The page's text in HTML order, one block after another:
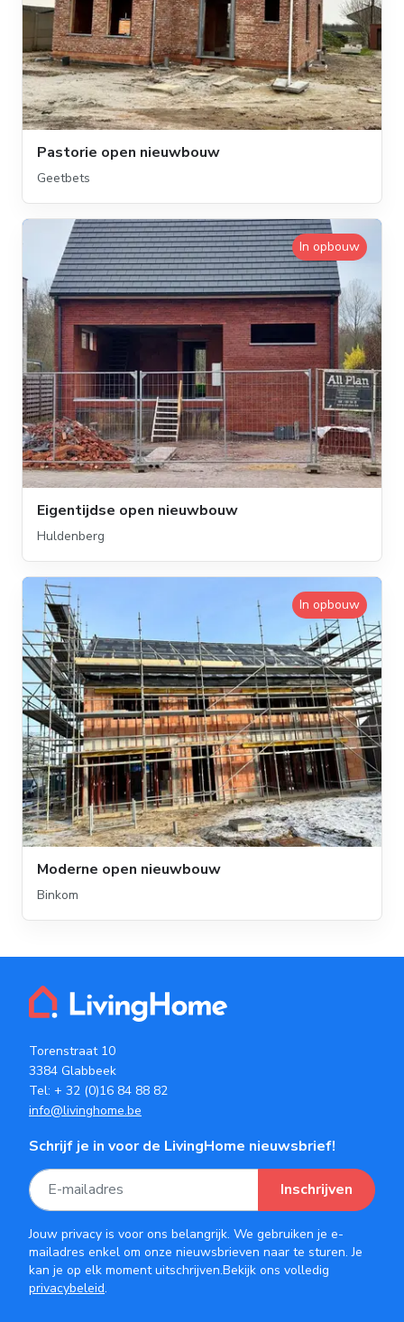
Pastorie open nieuwbouw
Geetbets
In opbouw
Eigentijdse open nieuwbouw
Huldenberg
In opbouw
Moderne open nieuwbouw
Binkom
Torenstraat 10
3384 Glabbeek
Tel: + 32 (0)16 84 88 82
info@livinghome.be
Schrijf je in voor de LivingHome nieuwsbrief!
Inschrijven
Jouw privacy is voor ons belangrijk. We gebruiken je e-
mailadres enkel om onze nieuwsbrieven naar te sturen. Je
kan je op elk moment uitschrijven.Bekijk ons volledig
privacybeleid.